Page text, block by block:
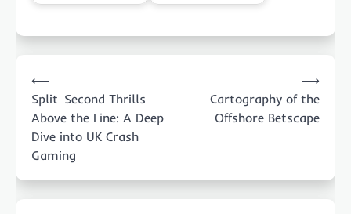
navigation
⟵
Split-Second Thrills
Above the Line: A Deep
Dive into UK Crash
Gaming
Cartography of the
Offshore Betscape
⟶